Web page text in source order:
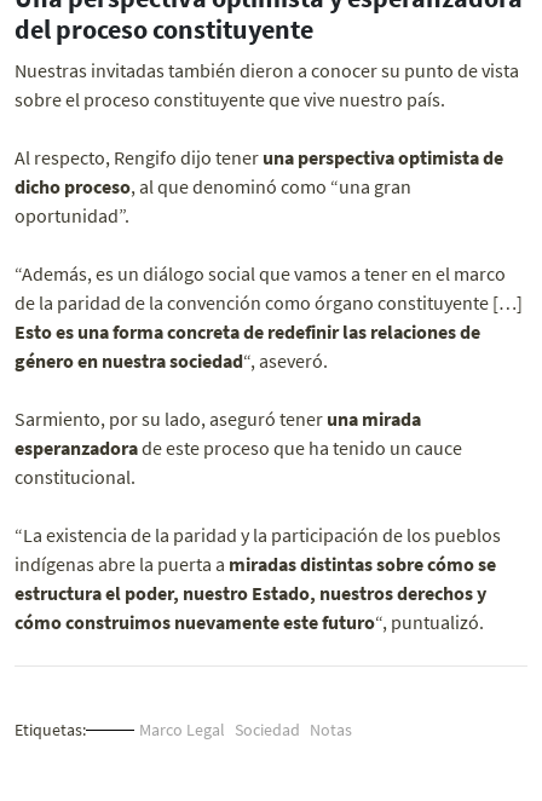
del proceso constituyente
Nuestras invitadas también dieron a conocer su punto de vista
sobre el proceso constituyente que vive nuestro país.
Al respecto, Rengifo dijo tener una perspectiva optimista de
dicho proceso, al que denominó como “una gran
oportunidad”.
“Además, es un diálogo social que vamos a tener en el marco
de la paridad de la convención como órgano constituyente […]
Esto es una forma concreta de redefinir las relaciones de
género en nuestra sociedad“, aseveró.
Sarmiento, por su lado, aseguró tener una mirada
esperanzadorade este proceso que ha tenido un cauce
constitucional.
“La existencia de la paridad y la participación de los pueblos
indígenas abre la puerta a miradas distintas sobre cómo se
estructura el poder, nuestro Estado, nuestros derechos y
cómo construimos nuevamente este futuro“, puntualizó.
Etiquetas: Marco Legal Sociedad Notas